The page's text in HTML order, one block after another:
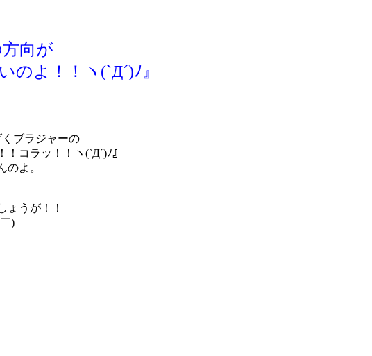
向が
ヽ(`Д´)ﾉ』
ラジャーの
ラッ！！ヽ(`Д´)ﾉ』
よ。
ょうが！！
)